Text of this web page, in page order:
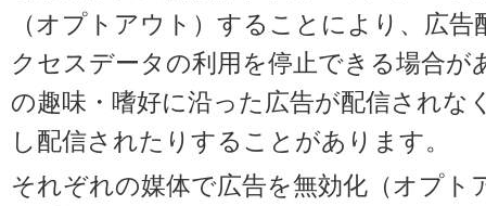
（オプトアウト）することにより、広
クセスデータの利用を停止できる場合が
の趣味・嗜好に沿った広告が配信されな
し配信されたりすることがあります。
それぞれの媒体で広告を無効化（オプト